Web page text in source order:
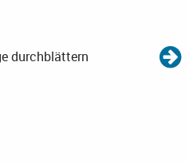
durchblättern